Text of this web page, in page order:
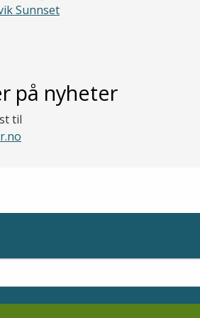
Sunnset
på nyheter
til